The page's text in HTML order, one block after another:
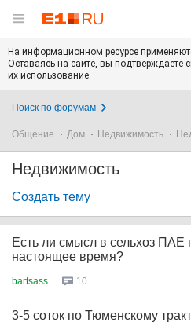
На информационном ресурсе
Оставаясь на сайте, вы подтверждаете
их использование.
Поиск по форумам
Общение Дом Недвижимость
Недвижимость
Создать тему
Есть ли смысл в сельхоз ПАЕ
настоящее время?
bartsass 10
3-5 соток по Тюменскому